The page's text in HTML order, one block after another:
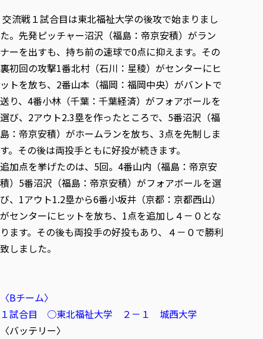
交流戦１試合目は東北福祉大学の後攻で始まりまし
た。先発ピッチャー沼沢（福島：帝京安積）がラン
ナーを出すも、持ち前の速球で0点に抑えます。その
裏初回の攻撃1番北村（石川：星稜）がセンターにヒ
ットを放ち、2番山本（福岡：福岡中央）がバントで
送り、4番小林（千葉：千葉経済）がフォアボールを
選び、2アウト2.3塁を作ったところで、5番沼沢（福
島：帝京安積）がホームランを放ち、3点を先制しま
す。その後は両投手ともに好投が続きます。
追加点を挙げたのは、5回。4番山内（福島：帝京安
積）5番沼沢（福島：帝京安積）がフォアボールを選
び、1アウト1.2塁から6番小坂井（京都：京都西山）
がセンターにヒットを放ち、1点を追加し４－０とな
ります。その後も両投手の好投もあり、４－０で勝利
致しました。
〈Bチーム〉
１試合目 ○東北福祉大学 ２－１ 城西大学
〈バッテリー〉